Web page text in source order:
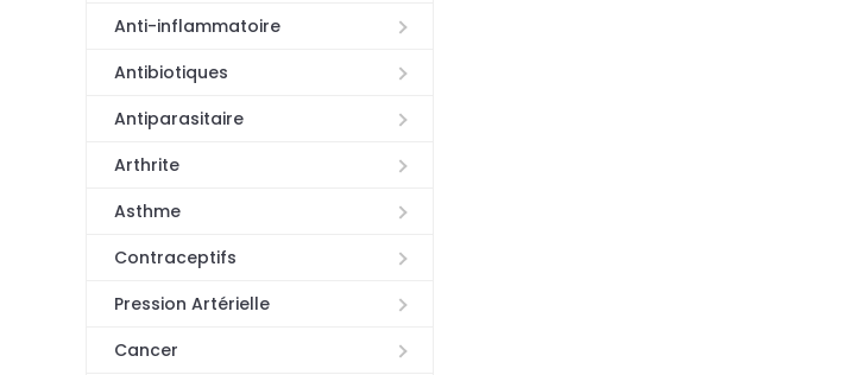
Anti-inflammatoire
Antibiotiques
Antiparasitaire
Arthrite
Asthme
Contraceptifs
Pression Artérielle
Cancer